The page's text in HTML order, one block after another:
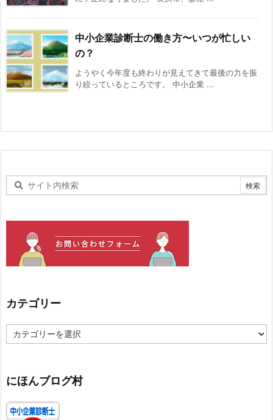
中小企業診断士の働き方〜いつが忙しい
の？
ようやく今年度も終わりが見えてきて最後の力を振
り絞っているところです。 中小企業 ...
カテゴリー
テ
ー
にほんブログ村